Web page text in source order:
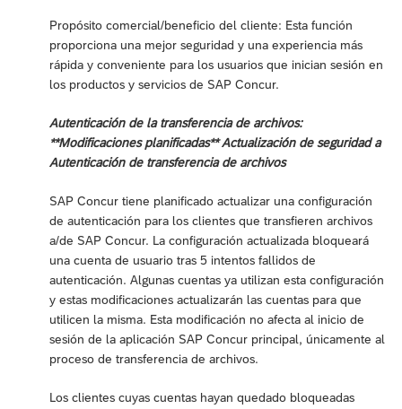
Propósito comercial/beneficio del cliente: Esta función
proporciona una mejor seguridad y una experiencia más
rápida y conveniente para los usuarios que inician sesión en
los productos y servicios de SAP Concur.
Autenticación de la transferencia de archivos:
**Modificaciones planificadas** Actualización de seguridad a
Autenticación de transferencia de archivos
SAP Concur tiene planificado actualizar una configuración
de autenticación para los clientes que transfieren archivos
a/de SAP Concur. La configuración actualizada bloqueará
una cuenta de usuario tras 5 intentos fallidos de
autenticación. Algunas cuentas ya utilizan esta configuración
y estas modificaciones actualizarán las cuentas para que
utilicen la misma. Esta modificación no afecta al inicio de
sesión de la aplicación SAP Concur principal, únicamente al
proceso de transferencia de archivos.
Los clientes cuyas cuentas hayan quedado bloqueadas